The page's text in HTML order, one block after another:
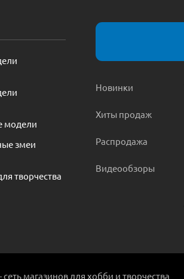
модели
змеи
творчества
Новинки
Хиты продаж
Распродажа
Видеообзоры
магазинов для хобби и творчества